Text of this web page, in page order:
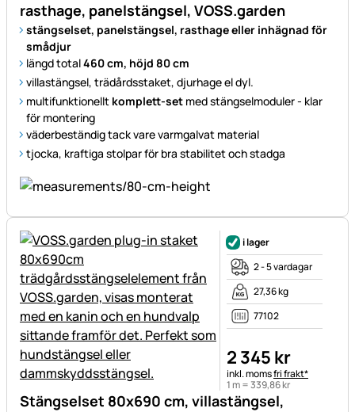
rasthage, panelstängsel, VOSS.garden
stängselset, panelstängsel, rasthage eller inhägnad för
smådjur
längd total460 cm, höjd 80 cm
villastängsel, trädårdsstaket, djurhage el dyl.
multifunktionellt komplett-set med stängselmoduler - klar
för montering
väderbeständig tack vare varmgalvat material
tjocka, kraftiga stolpar för bra stabilitet och stadga
Stängselset 80x690 cm, villastängsel,
i lager
2 - 5 vardagar
27,36 kg
77102
2 345 kr
Skatteinformation:
inkl. momsfri frakt*
1 m =339,86kr